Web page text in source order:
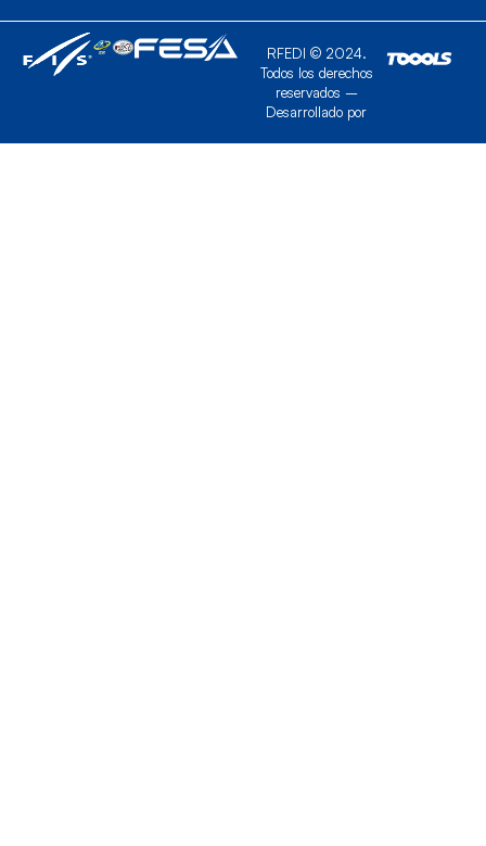
RFEDI © 2024.
Todos los derechos
reservados –
Desarrollado por